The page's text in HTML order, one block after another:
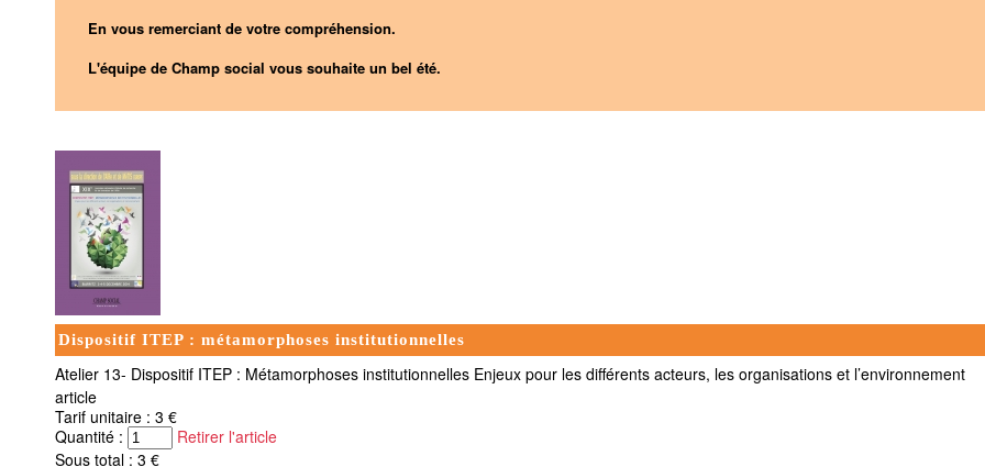
En vous remerciant de votre compréhension.
L'équipe de Champ social vous souhaite un bel été.
Dispositif ITEP : métamorphoses institutionnelles
Atelier 13- Dispositif ITEP : Métamorphoses institutionnelles Enjeux pour les différents acteurs, les organisations et l’environnement
article
Tarif unitaire : 3 €
Quantité :
Retirer l'article
Sous total : 3 €